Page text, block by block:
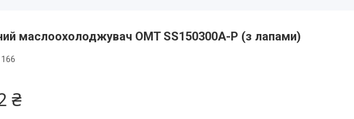
маслоохолоджувач OMT SS150300A-P (з лапами)
₴